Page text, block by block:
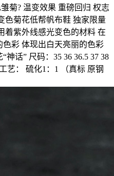
雏菊? 温变效果 重磅回归 权志
色菊花低帮帆布鞋 独家限量
着紫外线感光变色的材料 在
彩 体现出白天亮丽的色彩
话” 尺码：35 36 36.5 37 38
艺： 硫化1：1 （真标 原钢